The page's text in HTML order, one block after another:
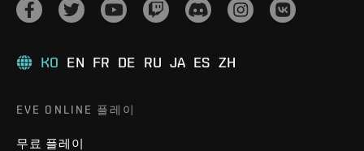
KO EN FR DE RU JA ES ZH
EVE ONLINE 플레이
무료 플레이